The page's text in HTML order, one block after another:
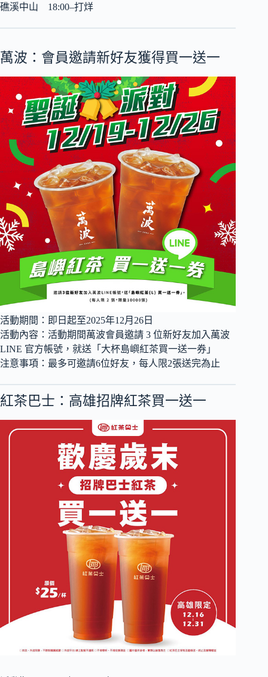
礁溪中山 18:00–打烊
萬波：會員邀請新好友獲得買一送一
活動期間：即日起至2025年12月26日
活動內容：活動期間萬波會員邀請 3 位新好友加入萬波
LINE 官方帳號，就送「大杯島嶼紅茶買一送一券」
注意事項：最多可邀請6位好友，每人限2張送完為止
紅茶巴士：高雄招牌紅茶買一送一